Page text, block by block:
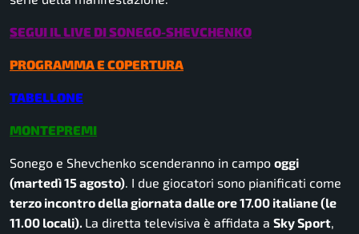
SEGUI IL LIVE DI SONEGO-SHEVCHENKO
PROGRAMMA E COPERTURA
TABELLONE
MONTEPREMI
Sonego e Shevchenko scenderanno in campo oggi
(martedì 15 agosto). I due giocatori sono pianificati come
terzo incontro della giornata dalle ore 17.00 italiane (le
11.00 locali). La diretta televisiva è affidata a Sky Sport,